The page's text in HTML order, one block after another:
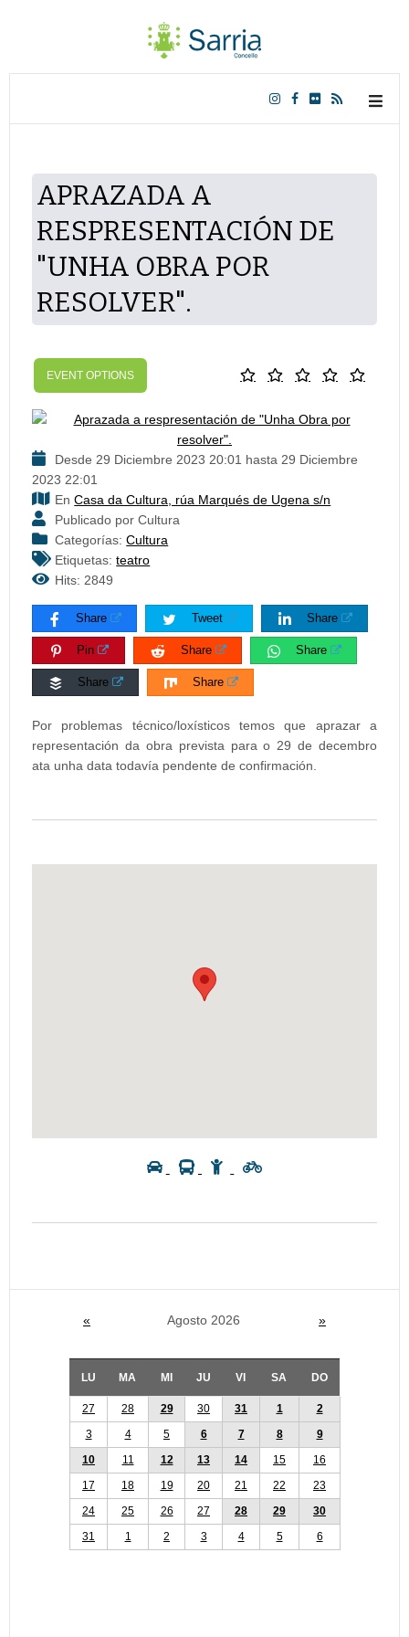
APRAZADA A
RESPRESENTACIÓN DE
"UNHA OBRA POR
RESOLVER".
EVENT OPTIONS
Desde 29 Diciembre 2023 20:01 hasta 29 Diciembre
2023 22:01
EnCasa da Cultura, rúa Marqués de Ugena s/n
Publicado por Cultura
Categorías:Cultura
Etiquetas:teatro
Hits: 2849
Share Tweet Share
Pin Share Share
Share Share
Por problemas técnico/loxísticos temos que aprazar a
representación da obra prevista para o 29 de decembro
ata unha data todavía pendente de confirmación.
« Agosto 2026 »
LU MA MI JU VI SA DO
27 28 29 30 31 1
2
3
4 5 6 7 8
9
10
11 12 13 14 15
16
17
18 19 20 21 22
23
24
25 26 27 28 29
30
31
1 2 3 4 5 6